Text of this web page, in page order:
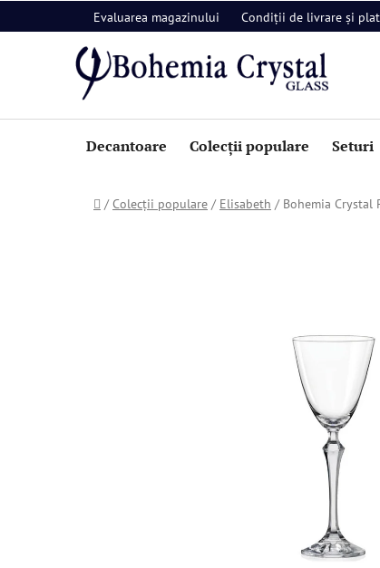
la
Evaluarea magazinului Condiții de livrare și
Decantoare Colecții populare Seturi
Acasă
/ Colecții populare / Elisabeth / Bohemia